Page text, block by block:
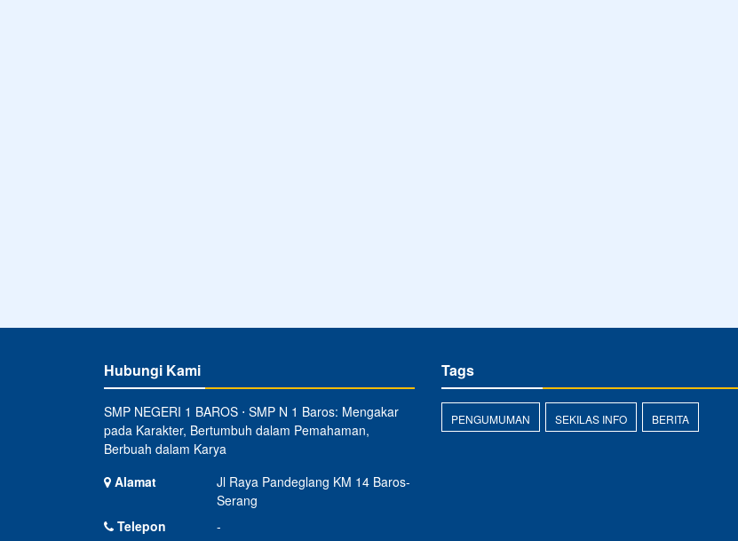
Hubungi Kami
SMP NEGERI 1 BAROS ⋅ SMP N 1 Baros: Mengakar
pada Karakter, Bertumbuh dalam Pemahaman,
Berbuah dalam Karya
Alamat
Jl Raya Pandeglang KM 14 Baros-
Serang
Telepon
-
Tags
PENGUMUMAN SEKILAS INFO BERITA